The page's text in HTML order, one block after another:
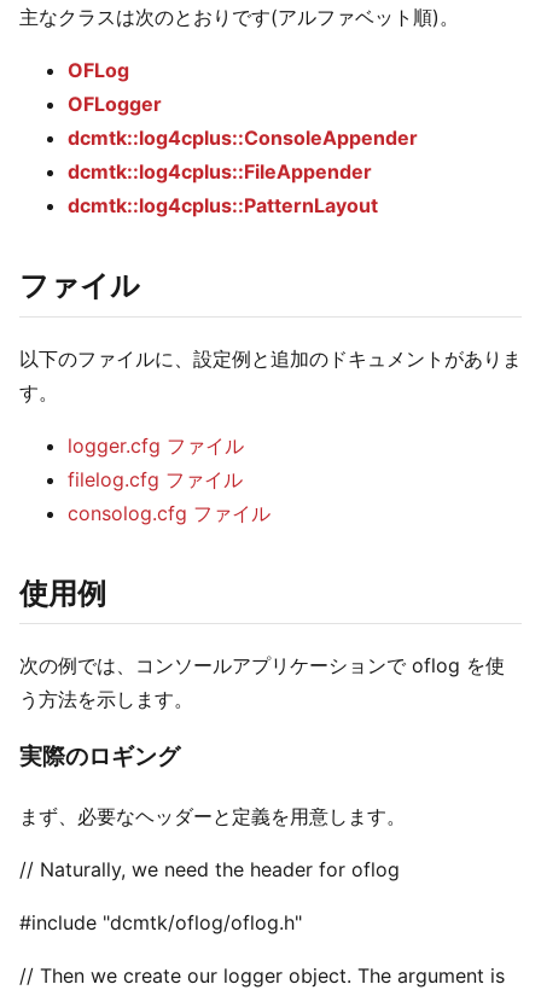
主なクラスは次のとおりです(アルファベット順)。
OFLog
OFLogger
dcmtk::log4cplus::ConsoleAppender
dcmtk::log4cplus::FileAppender
dcmtk::log4cplus::PatternLayout
ファイル
以下のファイルに、設定例と追加のドキュメントがありま
す。
logger.cfg ファイル
filelog.cfg ファイル
consolog.cfg ファイル
使用例
次の例では、コンソールアプリケーションで oflog を使
う方法を示します。
実際のロギング
まず、必要なヘッダーと定義を用意します。
// Naturally, we need the header for oflog
#include "dcmtk/oflog/oflog.h"
// Then we create our logger object. The argument is